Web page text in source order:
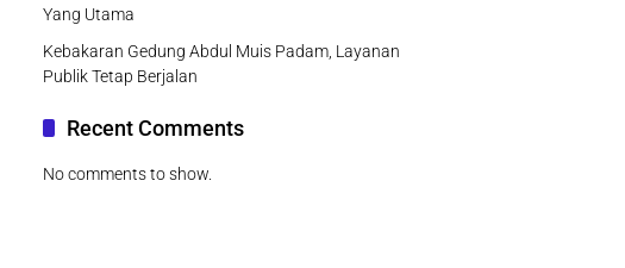
Yang Utama
Kebakaran Gedung Abdul Muis Padam, Layanan
Publik Tetap Berjalan
Recent Comments
No comments to show.